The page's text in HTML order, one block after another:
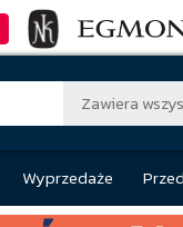
Zawiera
Wyprzedaże